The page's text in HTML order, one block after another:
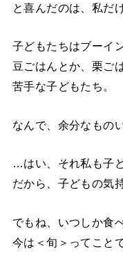
と喜んだのは、私だけ
子どもたちはブーイン
豆ごはんとか、栗ご
苦手な子どもたち。
なんで、余分なもの
…はい、それ私も子
だから、子どもの気
でもね、いつしか食
今は＜旬＞ってこと